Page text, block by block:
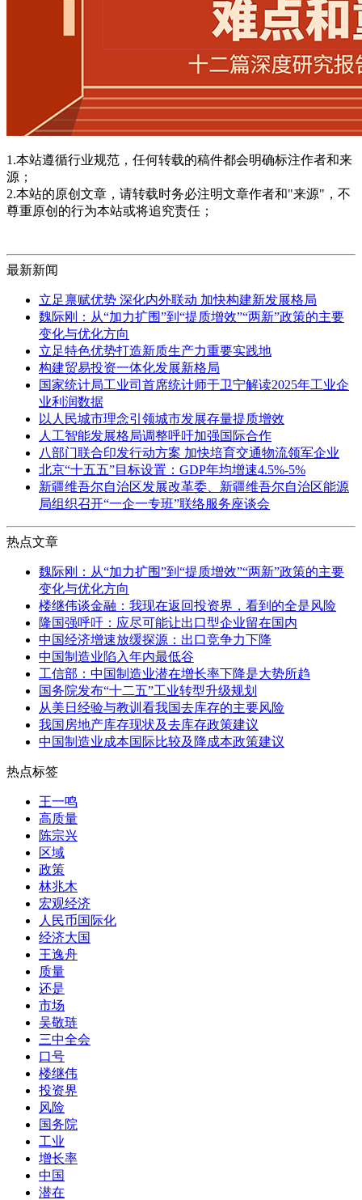
1.本站遵循行业规范，任何转载的稿件都会明确标注作者和来
源；
2.本站的原创文章，请转载时务必注明文章作者和"来源"，不
尊重原创的行为本站或将追究责任；
最新新闻
立足禀赋优势 深化内外联动 加快构建新发展格局
魏际刚：从“加力扩围”到“提质增效”“两新”政策的主要
变化与优化方向
立足特色优势打造新质生产力重要实践地
构建贸易投资一体化发展新格局
国家统计局工业司首席统计师于卫宁解读2025年工业企
业利润数据
以人民城市理念引领城市发展存量提质增效
人工智能发展格局调整呼吁加强国际合作
八部门联合印发行动方案 加快培育交通物流领军企业
北京“十五五”目标设置：GDP年均增速4.5%-5%
新疆维吾尔自治区发展改革委、新疆维吾尔自治区能源
局组织召开“一企一专班”联络服务座谈会
热点文章
魏际刚：从“加力扩围”到“提质增效”“两新”政策的主要
变化与优化方向
楼继伟谈金融：我现在返回投资界，看到的全是风险
隆国强呼吁：应尽可能让出口型企业留在国内
中国经济增速放缓探源：出口竞争力下降
中国制造业陷入年内最低谷
工信部：中国制造业潜在增长率下降是大势所趋
国务院发布“十二五”工业转型升级规划
从美日经验与教训看我国去库存的主要风险
我国房地产库存现状及去库存政策建议
中国制造业成本国际比较及降成本政策建议
热点标签
王一鸣
高质量
陈宗兴
区域
政策
林兆木
宏观经济
人民币国际化
经济大国
王逸舟
质量
还是
市场
吴敬琏
三中全会
口号
楼继伟
投资界
风险
国务院
工业
增长率
中国
潜在